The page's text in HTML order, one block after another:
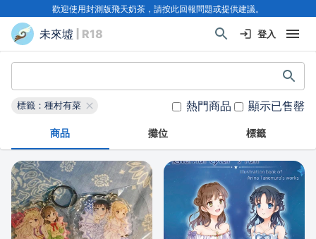
歡迎使用封測版飛天奶茶，請按此回報問題或提供建議。
未來墟 | R18 登入
標籤：種村有菜 熱門商品 顯示已售罄
商品 攤位 標籤